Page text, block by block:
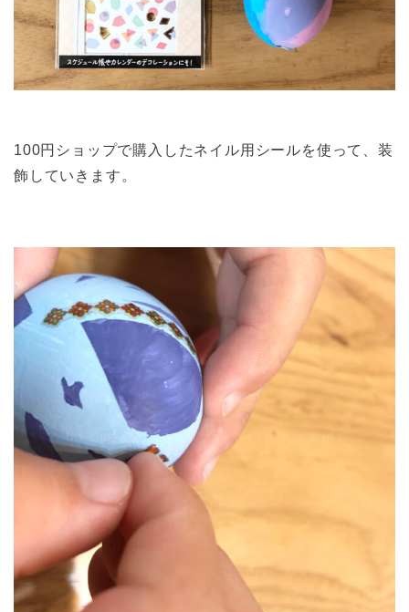
100円ショップで購入したネイル用シールを使って、装
飾していきます。